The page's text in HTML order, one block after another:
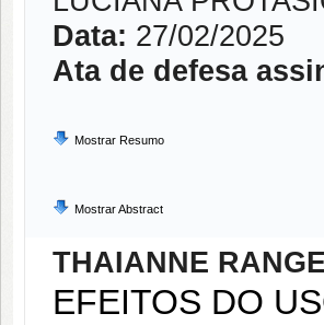
Data: 27/02/2025
Ata de defesa
Mostrar Resumo
Mostrar Abstract
THAIANNE
EFEITOS DO